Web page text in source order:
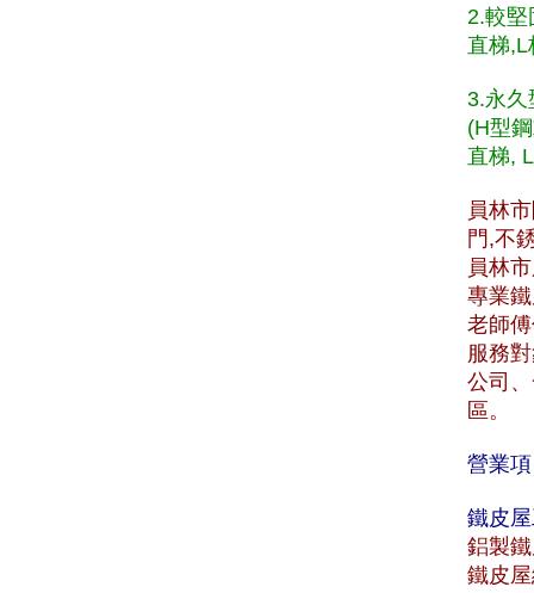
2.較堅
直梯
3.永久
(H型
直梯,
員林
門,不
員林
專業
老師
服務
公司
區。
營業
鐵皮
鋁製
鐵皮